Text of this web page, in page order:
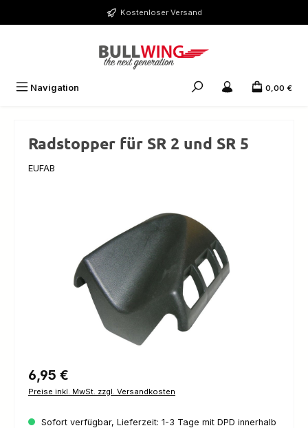
Zum Hauptinhalt springen Kostenloser Versand
Navigation 0,00 €
Radstopper für SR 2 und SR 5
EUFAB
Regulärer Preis:
6,95 €
Preise inkl. MwSt. zzgl. Versandkosten
Sofort verfügbar, Lieferzeit: 1-3 Tage mit DPD innerhalb